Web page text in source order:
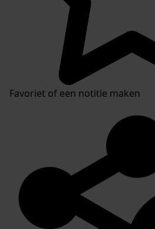
Favoriet of een notitie maken